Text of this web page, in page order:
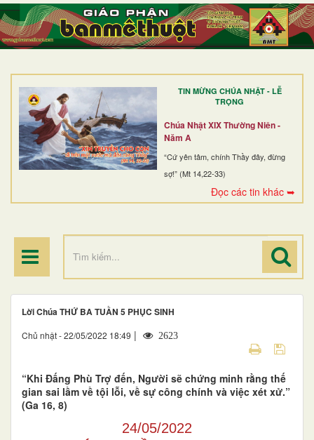
TIN MỪNG CHÚA NHẬT - LỄ
TRỌNG
Chúa Nhật XIX Thường Niên -
Năm A
“Cứ yên tâm, chính Thầy đây, đừng
sợ!” (Mt 14,22-33)
Đọc các tin khác ➥
TRANG NHẤT
GIỚI THIỆU
DÒNG TU
BAN MỤC VỤ
ĐOÀN THỂ CG
ĐIỂM HÀNH HƯƠNG
Lời Chúa THỨ BA TUẦN 5 PHỤC SINH
Chủ nhật - 22/05/2022 18:49 | 2623
“Khi Đấng Phù Trợ đến, Người sẽ chứng minh rằng thế
gian sai lầm về tội lỗi, về sự công chính và việc xét xử.”
(Ga 16, 8)
24/05/2022